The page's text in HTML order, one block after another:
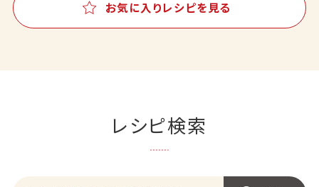
お気に入りレシピを見る
レシピ検索